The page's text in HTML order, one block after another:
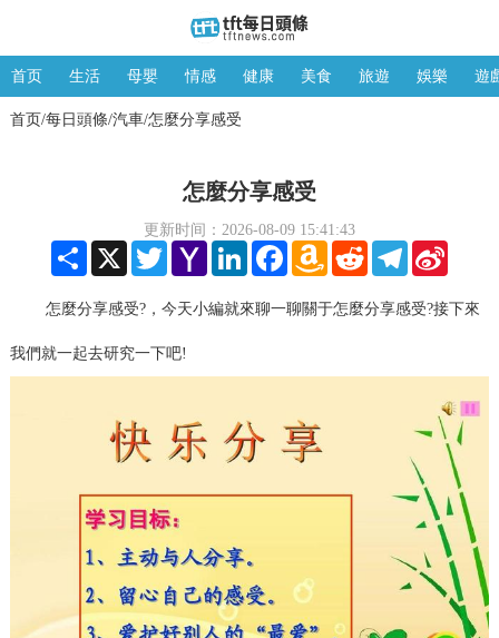
首页 生活 母嬰 情感 健康 美食 旅遊 娛樂 遊
首页/每日頭條/汽車/怎麼分享感受
怎麼分享感受
更新时间：2026-08-09 15:41:43
Share X TwitterYahoo
Mail
LinkedInFacebookAmazon
Wish
RedditTelegramSina
怎麼分享感受?，今天小編就來聊一聊關于怎麼分享感受?接下來
我們就一起去研究一下吧!